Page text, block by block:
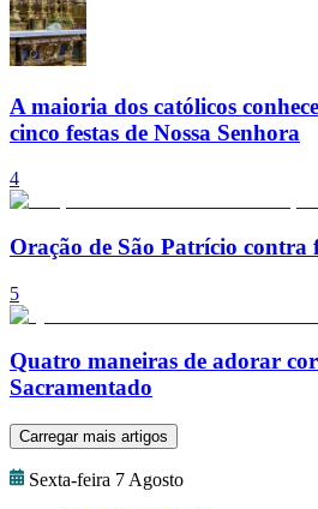
A maioria dos católicos
cinco festas de Nossa Senhora
4
Oração de São Patrício contra
5
Quatro maneiras de adorar
Sacramentado
Carregar mais artigos
Sexta-feira 7 Agosto